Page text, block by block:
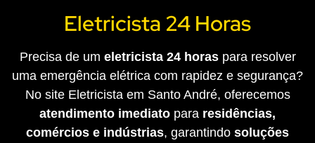
Eletricista 24 Horas
Precisa de um eletricista 24 horaspara resolver
uma emergência elétrica com rapidez e segurança?
No site Eletricista em Santo André, oferecemos
atendimento imediato para residências,
comércios e indústrias, garantindo soluções